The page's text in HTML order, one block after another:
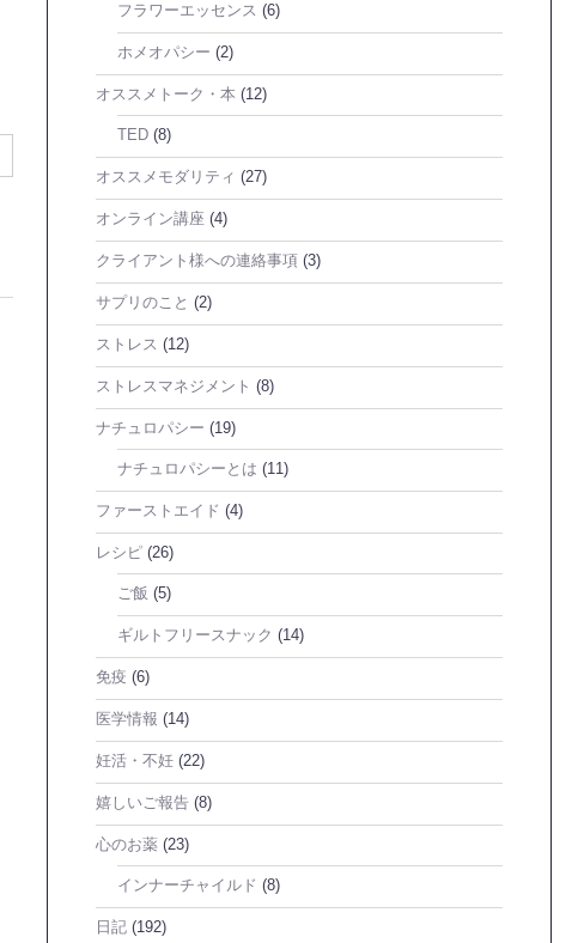
フラワーエッセンス (6)
ホメオパシー (2)
オススメトーク・本 (12)
TED (8)
オススメモダリティ (27)
オンライン講座 (4)
クライアント様への連絡事項 (3)
サプリのこと (2)
ストレス (12)
ストレスマネジメント (8)
ナチュロパシー (19)
ナチュロパシーとは (11)
ファーストエイド (4)
レシピ (26)
ご飯 (5)
ギルトフリースナック (14)
免疫 (6)
医学情報 (14)
妊活・不妊 (22)
嬉しいご報告 (8)
心のお薬 (23)
インナーチャイルド (8)
日記 (192)